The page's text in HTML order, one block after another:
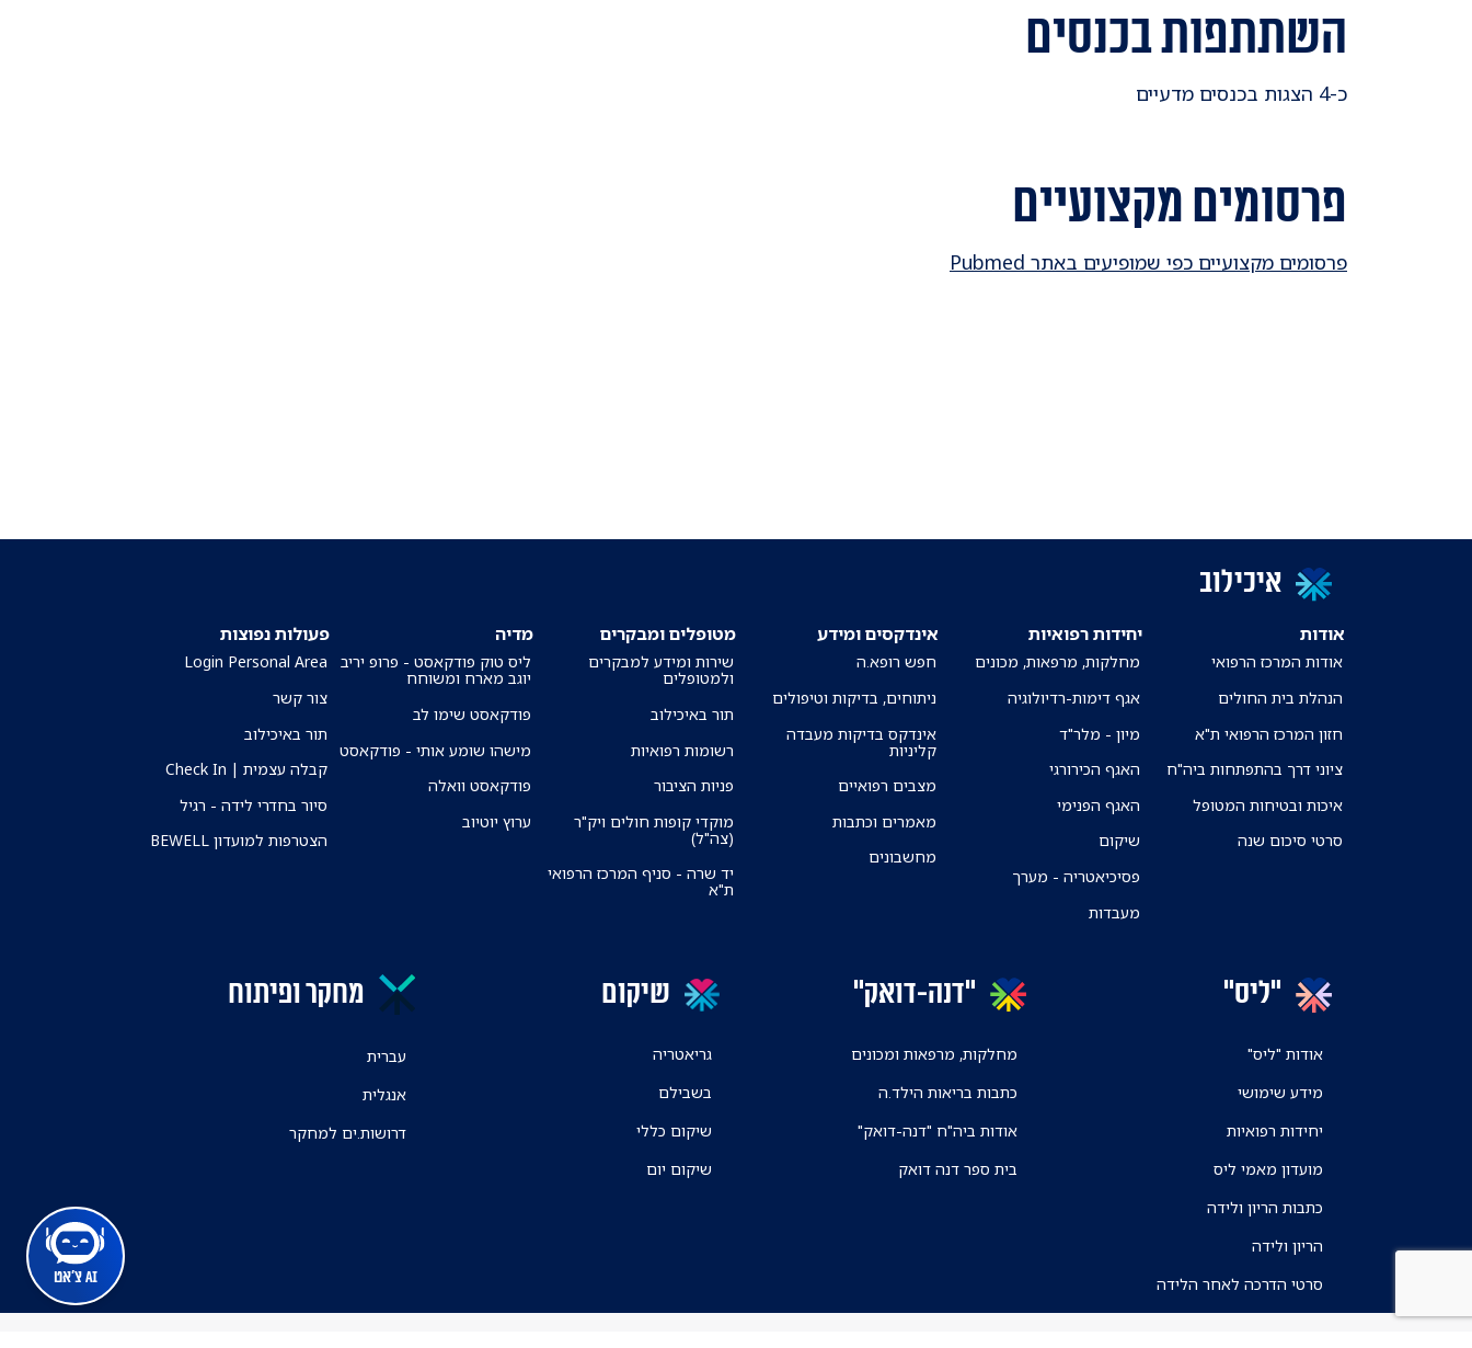
AI צ'אט
השתתפות בכנסים
כ-4 הצגות בכנסים מדעיים
פרסומים מקצועיים
פרסומים מקצועיים כפי שמופיעים באתר Pubmed
איכילוב
אודות
אודות המרכז הרפואי
הנהלת בית החולים
חזון המרכז הרפואי ת"א
ציוני דרך בהתפתחות ביה"ח
איכות ובטיחות המטופל
סרטי סיכום שנה
יחידות רפואיות
מחלקות, מרפאות, מכונים
אגף דימות-רדיולוגיה
מיון - מלר"ד
האגף הכירורגי
האגף הפנימי
שיקום
פסיכיאטריה - מערך
מעבדות
אינדקסים ומידע
חפש רופא.ה
ניתוחים, בדיקות וטיפולים
אינדקס בדיקות מעבדה
קליניות
מצבים רפואיים
מאמרים וכתבות
מחשבונים
מטופלים ומבקרים
שירות ומידע למבקרים
ולמטופלים
תור באיכילוב
רשומות רפואיות
פניות הציבור
מוקדי קופות חולים ויק"ר
(צה"ל)
יד שרה - סניף המרכז הרפואי
ת"א
מדיה
ליס טוק פודקאסט - פרופ יריב
יוגב מארח ומשוחח
פודקאסט שימו לב
מישהו שומע אותי - פודקאסט
פודקאסט וואלה
ערוץ יוטיוב
פעולות נפוצות
Login Personal Area
צור קשר
תור באיכילוב
קבלה עצמית | Check In
סיור בחדרי לידה - רגיל
הצטרפות למועדון BEWELL
"ליס"
אודות "ליס"
מידע שימושי
יחידות רפואיות
מועדון מאמי ליס
כתבות הריון ולידה
הריון ולידה
סרטי הדרכה לאחר הלידה
"דנה-דואק"
מחלקות, מרפאות ומכונים
כתבות בריאות הילד.ה
אודות ביה"ח "דנה-דואק"
בית ספר דנה דואק
שיקום
גריאטריה
בשבילם
שיקום כללי
שיקום יום
מחקר ופיתוח
עברית
אנגלית
דרושות.ים למחקר